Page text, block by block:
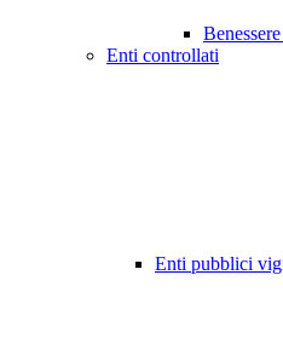
Enti controllati
Enti pubblici